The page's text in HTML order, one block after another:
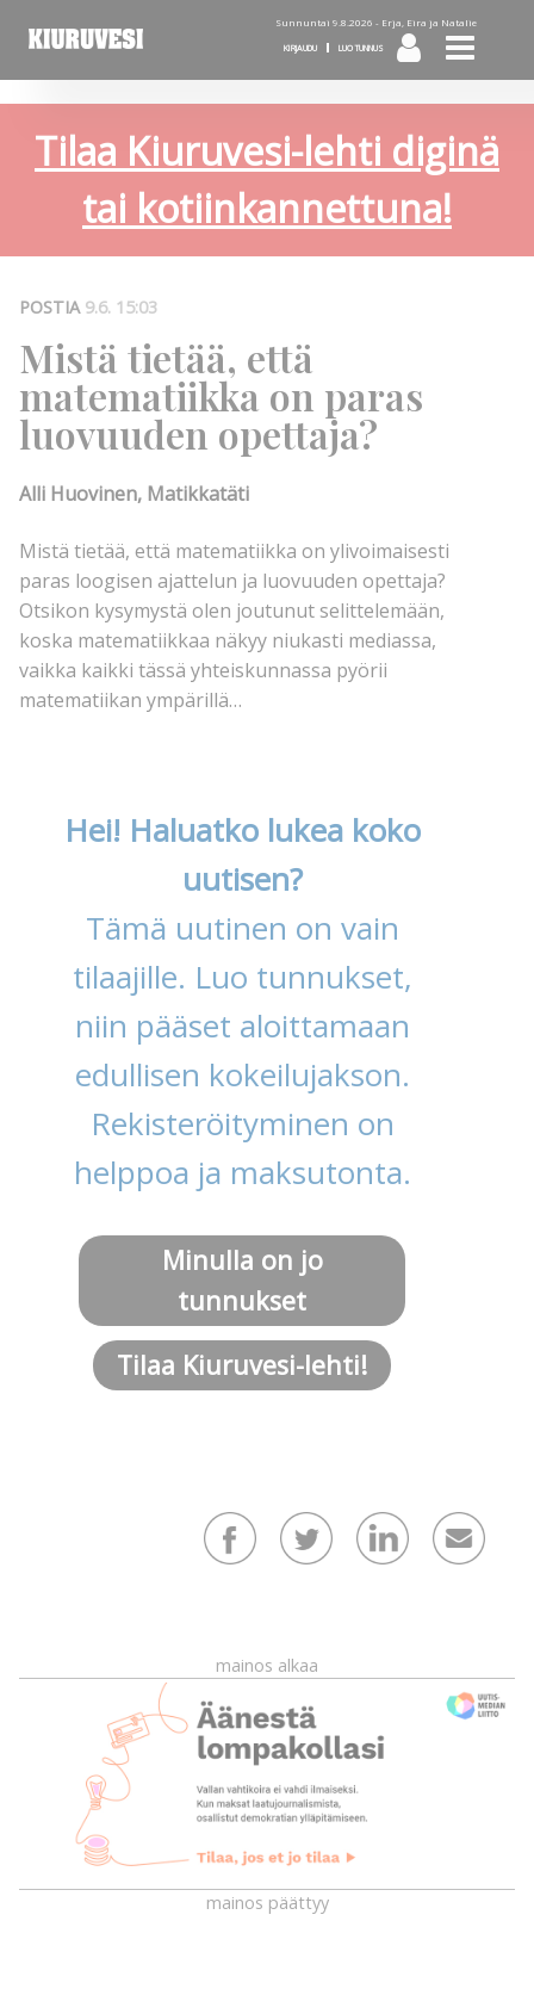
Sunnuntai 9.8.2026 - Erja, Eira ja Natalie
KIRJAUDU LUO TUNNUS
Tilaa Kiuruvesi-lehti diginä
tai kotiinkannettuna!
POSTIA 9.6. 15:03
Mistä tietää, että
matematiikka on paras
luovuuden opettaja?
Alli Huovinen, Matikkatäti
Mistä tietää, että matematiikka on ylivoimaisesti
paras loogisen ajattelun ja luovuuden opettaja?
Otsikon kysymystä olen joutunut selittelemään,
koska matematiikkaa näkyy niukasti mediassa,
vaikka kaikki tässä yhteiskunnassa pyörii
matematiikan ympärillä…
Hei! Haluatko lukea koko
uutisen?
Tämä uutinen on vain
tilaajille. Luo tunnukset,
niin pääset aloittamaan
edullisen kokeilujakson.
Rekisteröityminen on
helppoa ja maksutonta.
Minulla on jo
tunnukset
Tilaa Kiuruvesi-lehti!
mainos alkaa
mainos päättyy